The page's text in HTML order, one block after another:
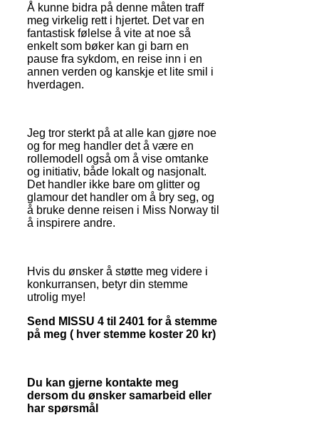
Å kunne bidra på denne måten traff
meg virkelig rett i hjertet. Det var en
fantastisk følelse å vite at noe så
enkelt som bøker kan gi barn en
pause fra sykdom, en reise inn i en
annen verden og kanskje et lite smil i
hverdagen.
Jeg tror sterkt på at alle kan gjøre noe
og for meg handler det å være en
rollemodell også om å vise omtanke
og initiativ, både lokalt og nasjonalt.
Det handler ikke bare om glitter og
glamour det handler om å bry seg, og
å bruke denne reisen i Miss Norway til
å inspirere andre.
Hvis du ønsker å støtte meg videre i
konkurransen, betyr din stemme
utrolig mye!
Send MISSU 4 til 2401 for å stemme
på meg ( hver stemme koster 20 kr)
Du kan gjerne kontakte meg
dersom du ønsker samarbeid eller
har spørsmål